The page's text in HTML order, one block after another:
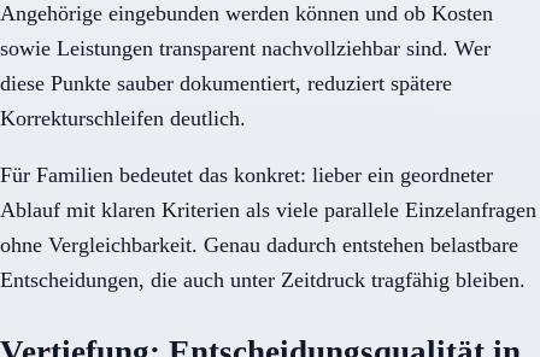
Angehörige eingebunden werden können und ob Kosten
sowie Leistungen transparent nachvollziehbar sind. Wer
diese Punkte sauber dokumentiert, reduziert spätere
Korrekturschleifen deutlich.
Für Familien bedeutet das konkret: lieber ein geordneter
Ablauf mit klaren Kriterien als viele parallele Einzelanfragen
ohne Vergleichbarkeit. Genau dadurch entstehen belastbare
Entscheidungen, die auch unter Zeitdruck tragfähig bleiben.